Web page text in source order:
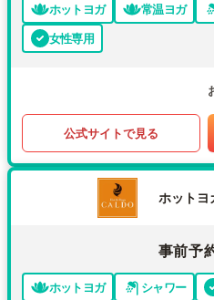
ホットヨガ 常温ヨガ
女性専用
公式サイトで見る
ホットヨ
事前予
ホットヨガ シャワー